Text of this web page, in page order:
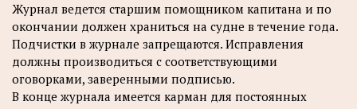
Журнал ведется старшим помощником капитана и по
окончании должен храниться на судне в течение года.
Подчистки в журнале запрещаются. Исправления
должны производиться с соответствующими
оговорками, заверенными подписью.
В конце журнала имеется карман для постоянных